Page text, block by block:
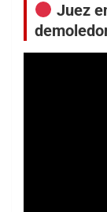
Juez